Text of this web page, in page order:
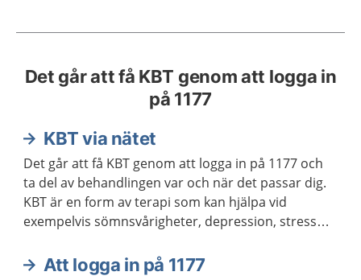
Det går att få KBT genom att logga in
på 1177
KBT via nätet
Det går att få KBT genom att logga in på 1177 och
ta del av behandlingen var och när det passar dig.
KBT är en form av terapi som kan hjälpa vid
exempelvis sömnsvårigheter, depression, stress
Att logga in på 1177